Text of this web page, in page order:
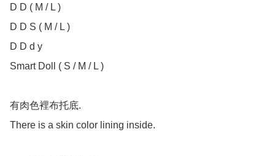
D D ( M / L )
D D S ( M / L )
D D d y
Smart Doll ( S / M / L )
有肉色裡布托底.
There is a skin color lining inside.